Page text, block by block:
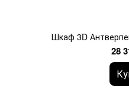
Шкаф 3D
28